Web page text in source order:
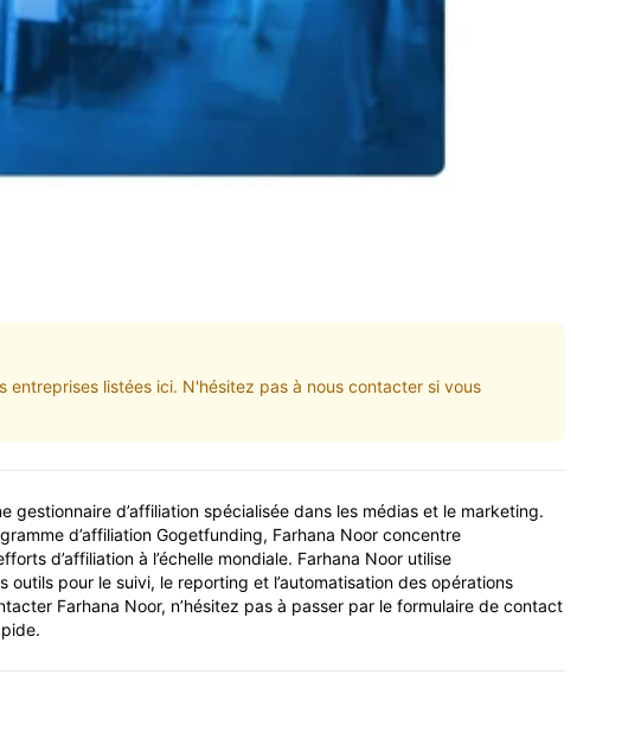
listées ici. N'hésitez pas à nous contacter si vous
gestionnaire d’affiliation spécialisée dans les médias et le marketing.
d’affiliation Gogetfunding, Farhana Noor concentre
d’affiliation à l’échelle mondiale. Farhana Noor utilise
outils pour le suivi, le reporting et l’automatisation des opérations
Farhana Noor, n’hésitez pas à passer par le formulaire de contact